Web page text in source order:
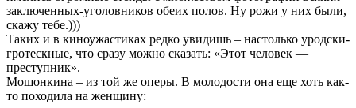
заключенных-уголовников обеих полов. Ну рожи у них были,
скажу тебе.)))
Таких и в киноужастиках редко увидишь – настолько уродски-
гротескные, что сразу можно сказать: «Этот человек —
преступник».
Мошонкина – из той же оперы. В молодости она еще хоть как-
то походила на женщину: